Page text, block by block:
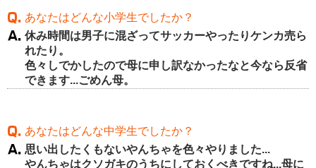
あなたはどんな小学生でしたか？
休み時間は男子に混ざってサッカーやったりケンカ売ら
れたり。
色々しでかしたので母に申し訳なかったなと今なら反省
できます...ごめん母。
あなたはどんな中学生でしたか？
思い出したくもないやんちゃを色々やりました...
やんちゃはクソガキのうちにしておくべきですね...母に